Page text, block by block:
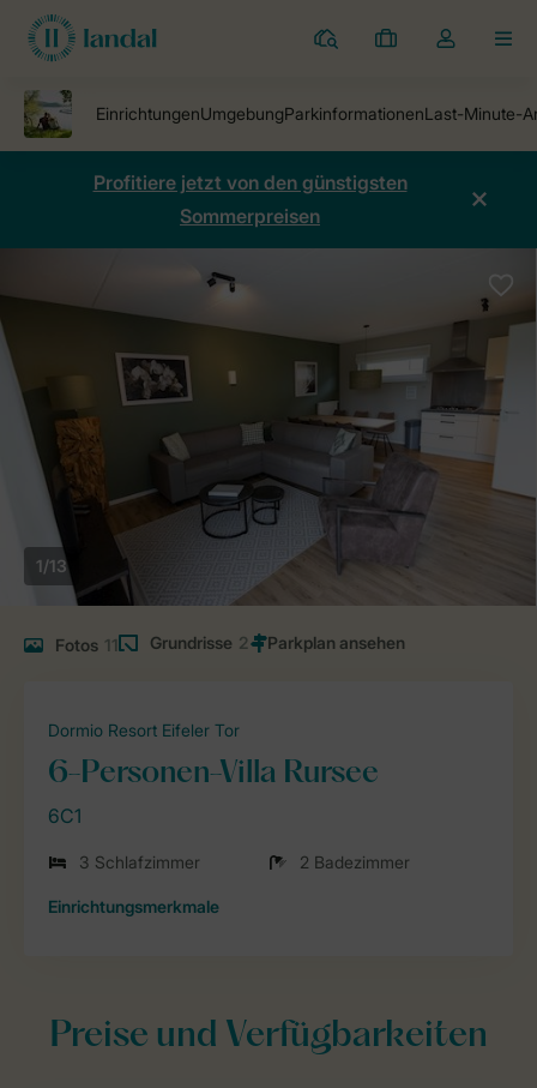
Ferienparks
Meine
Dropdown-
öffnen
Profitiere jetzt von den günstigsten
Sommerpreisen
1/13
Fotos 11 Grundrisse 2
Dormio Resort Eifeler Tor
6-Personen-Villa Rursee
6C1
3 Schlafzimmer 2 Badezimmer
Einrichtungsmerkmale
Preise und Verfügbarkeiten